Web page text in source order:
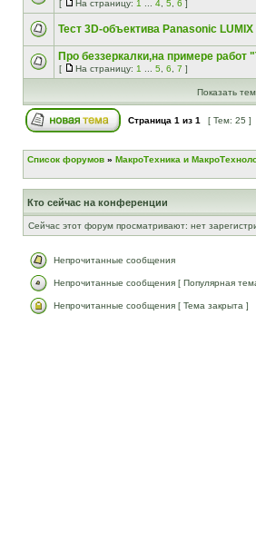
[ На страницу: 1 4 5 6 ]
Тест 3D-объектива Panasonic
Про беззеркалки,на примере работ
[ На страницу: 1 5 6 7 ]
Показать
Страница 1 из 1 [ Тем: 25 ]
Список форумов » МакроТехника и
Кто сейчас на конференции
Сейчас этот форум просматривают: нет
Непрочитанные сообщения
Непрочитанные сообщения [ Популярная
Непрочитанные сообщения [ Тема закрыта ]